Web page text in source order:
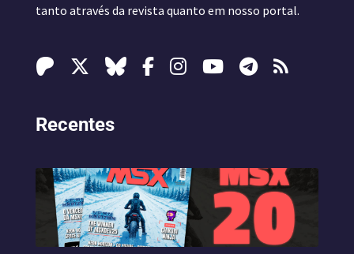
tanto através da revista quanto em nosso portal.
Recentes